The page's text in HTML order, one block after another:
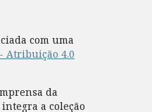
com uma
Atribuição 4.0
da
a coleção